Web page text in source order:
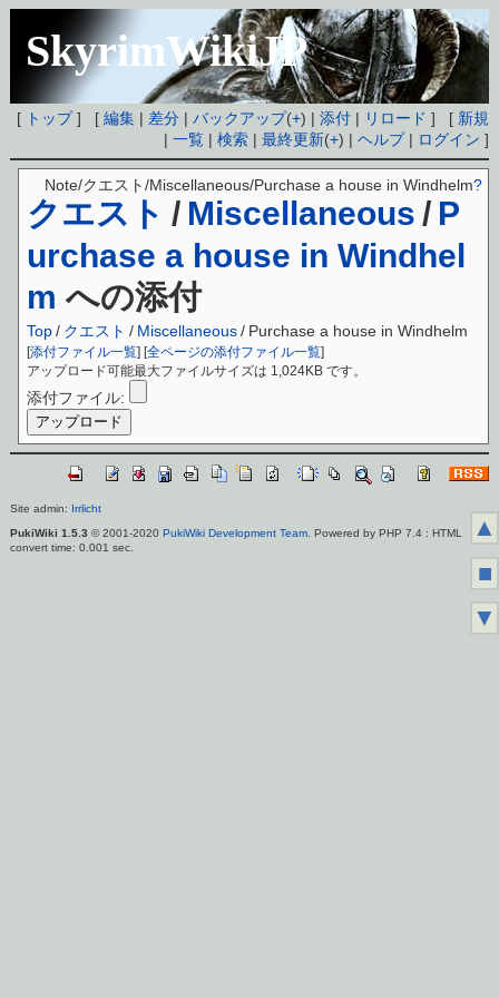
SkyrimWikiJP
[ トップ] [編集 | 差分 |バックアップ(+) |添付 | リロード ] [ 新規
|一覧 |検索 |最終更新(+) |ヘルプ| ログイン ]
クエスト / Miscellaneous / P
urchase a house in Windhel
m への添付
Note/クエスト/Miscellaneous/Purchase a house in Windhelm?
Top / クエスト / Miscellaneous/ Purchase a house in Windhelm
[添付ファイル一覧] [全ページの添付ファイル一覧]
アップロード可能最大ファイルサイズは 1,024KB です。
添付ファイル:
Site admin: Irrlicht
PukiWiki 1.5.3 © 2001-2020 PukiWiki Development Team. Powered by PHP 7.4 : HTML
convert time: 0.001 sec.
▲
■
▼